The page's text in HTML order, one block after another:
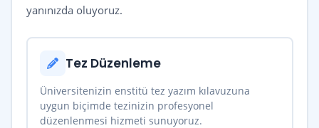
yanınızda oluyoruz.
Tez Düzenleme
Üniversitenizin enstitü tez yazım kılavuzuna
uygun biçimde tezinizin profesyonel
düzenlenmesi hizmeti sunuyoruz.